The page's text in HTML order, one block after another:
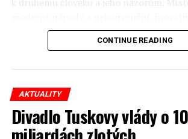
Polsko musí mít instituce, jejichž
politický tým. Pouze to vám dává šanci
problémy. Hosty Fóra jsou prezidenti,
ministři, politici a představitelé
korporací, lidé z kultury, renomovaní
zástupci nevládních organizací.
CONTINUE READING
AKTUALITY
Divadlo Tuskovy vlády o